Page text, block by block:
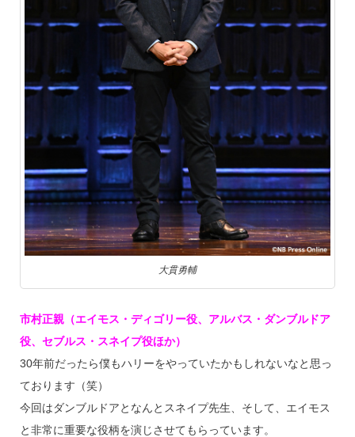
大貫勇輔
市村正親（エイモス・ディゴリー役、アルバス・ダンブルドア
役、セブルス・スネイプ役ほか）
30年前だったら僕もハリーをやっていたかもしれないなと思っ
ております（笑）
今回はダンブルドアとなんとスネイプ先生、そして、エイモス
と非常に重要な役柄を演じさせてもらっています。